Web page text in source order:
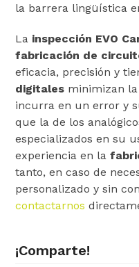
la barrera lingüística
La inspección EVO
fabricación de
eficacia, precisión y
digitales minimizan
incurra en un error y
que la de los
especializados en su
experiencia en la
tanto, en caso de
personalizado y sin
contactarnos
¡Comparte!